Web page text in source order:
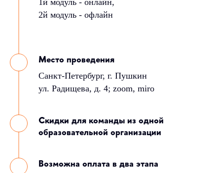
1й модуль - онлайн,
2й модуль - офлайн
Место проведения
Санкт-Петербург, г. Пушкин
ул. Радищева, д. 4; zoom, miro
Скидки для команды из одной
образовательной организации
Возможна оплата в два этапа